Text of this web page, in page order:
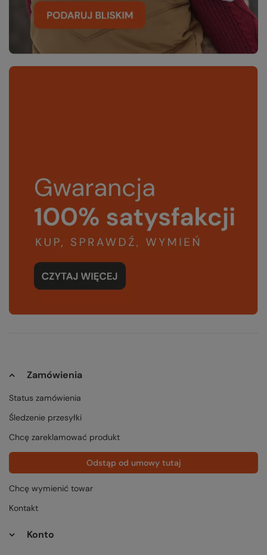
Zamówienia
Status zamówienia
Śledzenie przesyłki
Chcę zareklamować produkt
Odstąp od umowy tutaj
Chcę wymienić towar
Kontakt
Konto